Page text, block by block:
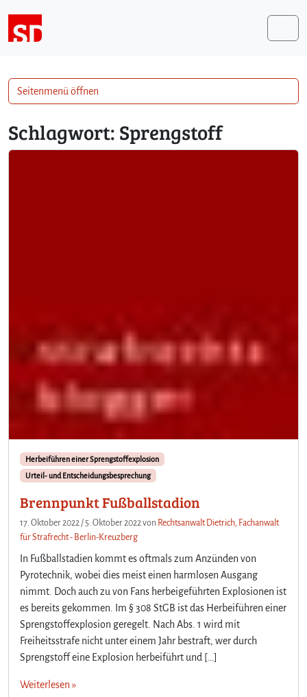
Schlagwort: Sprengstoff
Herbeiführen einer Sprengstoffexplosion
Urteil- und Entscheidungsbesprechung
Brennpunkt Fußballstadion
17. Oktober 2022 / 5. Oktober 2022von Rechtsanwalt Dietrich, Fachanwalt
für Strafrecht - Berlin-Kreuzberg
In Fußballstadien kommt es oftmals zum Anzünden von
Pyrotechnik, wobei dies meist einen harmlosen Ausgang
nimmt. Doch auch zu von Fans herbeigeführten Explosionen ist
es bereits gekommen. Im § 308 StGB ist das Herbeiführen einer
Sprengstoffexplosion geregelt. Nach Abs. 1 wird mit
Freiheitsstrafe nicht unter einem Jahr bestraft, wer durch
Sprengstoff eine Explosion herbeiführt und […]
Weiterlesen »
Seitenmenü öffnen